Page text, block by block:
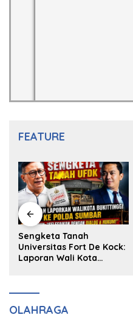
FEATURE
Sengketa Tanah
Universitas Fort De Kock:
Laporan Wali Kota
OLAHRAGA